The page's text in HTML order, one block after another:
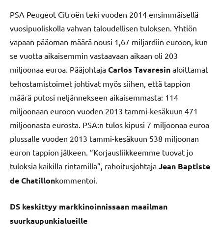
PSA Peugeot Citroën teki vuoden 2014 ensimmäisellä
vuosipuoliskolla vahvan taloudellisen tuloksen. Yhtiön
vapaan pääoman määrä nousi 1,67 miljardiin euroon, kun
se vuotta aikaisemmin vastaavaan aikaan oli 203
miljoonaa euroa. Pääjohtaja Carlos Tavaresin aloittamat
tehostamistoimet johtivat myös siihen, että tappion
määrä putosi neljännekseen aikaisemmasta: 114
miljoonaan euroon vuoden 2013 tammi-kesäkuun 471
miljoonasta eurosta. PSA:n tulos kipusi 7 miljoonaa euroa
plussalle vuoden 2013 tammi-kesäkuun 538 miljoonan
euron tappion jälkeen. ”Korjausliikkeemme tuovat jo
tuloksia kaikilla rintamilla”, rahoitusjohtaja Jean Baptiste
de Chatillonkommentoi.
DS keskittyy markkinoinnissaan maailman
suurkaupunkialueille